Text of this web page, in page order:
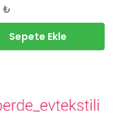
₺
Sepete Ekle